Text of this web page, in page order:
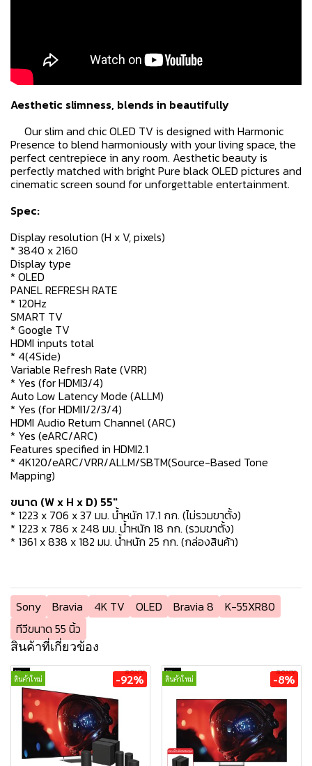
Aesthetic slimness, blends in beautifully
Our slim and chic OLED TV is designed with Harmonic
Presence to blend harmoniously with your living space, the
perfect centrepiece in any room. Aesthetic beauty is
perfectly matched with bright Pure black OLED pictures and
cinematic screen sound for unforgettable entertainment.
Spec:
Display resolution (H x V, pixels)
* 3840 x 2160
Display type
* OLED
PANEL REFRESH RATE
* 120Hz
SMART TV
* Google TV
HDMI inputs total
* 4(4Side)
Variable Refresh Rate (VRR)
* Yes (for HDMI3/4)
Auto Low Latency Mode (ALLM)
* Yes (for HDMI1/2/3/4)
HDMI Audio Return Channel (ARC)
* Yes (eARC/ARC)
Features specified in HDMI2.1
* 4K120/eARC/VRR/ALLM/SBTM(Source-Based Tone
Mapping)
ขนาด (W x H x D) 55"
* 1223 x 706 x 37 มม. น้ำหนัก 17.1 กก. (ไม่รวมขาตั้ง)
* 1223 x 786 x 248 มม. น้ำหนัก 18 กก. (รวมขาตั้ง)
* 1361 x 838 x 182 มม. น้ำหนัก 25 กก. (กล่องสินค้า)
Sony Bravia 4K TV OLED Bravia 8
K-55XR80
ทีวีขนาด 55 นิ้ว
สินค้าที่เกี่ยวข้อง
สินค้าใหม่ -92% สินค้าใหม่ -8%